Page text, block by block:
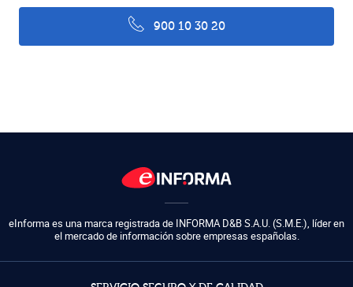
900 10 30 20
eInforma es una marca registrada de INFORMA D&B S.A.U. (S.M.E.), líder en
el mercado de información sobre empresas españolas.